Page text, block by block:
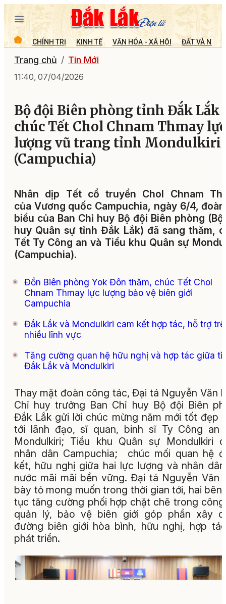
CHÍNH TRỊ KINH TẾ VĂN HÓA - XÃ HỘI ĐẤT VÀ
Trang chủ Tin Mới
11:40, 07/04/2026
Bộ đội Biên phòng tỉnh Đắk Lắk
chúc Tết Chol Chnam Thmay lực
lượng vũ trang tỉnh Mondulkiri
(Campuchia)
Nhân dịp Tết cổ truyền Chol Chnam
của Vương quốc Campuchia, ngày 6/4,
biểu của Ban Chỉ huy Bộ đội Biên phòng (Bộ
huy Quân sự tỉnh Đắk Lắk) đã sang thăm,
Tết Ty Công an và Tiểu khu Quân sự
(Campuchia).
Đồn Biên phòng Yok Đôn thăm, chúc Tết Chol
Chnam Thmay lực lượng bảo vệ biên giới
Campuchia
Đắk Lắk và Mondulkiri cam kết hợp tác, hỗ trợ
nhiều lĩnh vực
Tăng cường quan hệ hữu nghị và hợp tác giữa
Đắk Lắk và Mondulkiri
Thay mặt đoàn công tác, Đại tá Nguyễn Văn
Chỉ huy trưởng Ban Chỉ huy Bộ đội Biên
Đắk Lắk gửi lời chúc mừng năm mới tốt đẹp
tới lãnh đạo, sĩ quan, binh sĩ Ty Công an
Mondulkiri; Tiểu khu Quân sự Mondulkiri
nhân dân Campuchia; chúc mối quan hệ
kết, hữu nghị giữa hai lực lượng và nhân
nước mãi mãi bền vững. Đại tá Nguyễn Văn
bày tỏ mong muốn trong thời gian tới, hai bên
tục tăng cường phối hợp chặt chẽ trong
quản lý, bảo vệ biên giới góp phần xây
đường biên giới hòa bình, hữu nghị, hợp
phát triển.